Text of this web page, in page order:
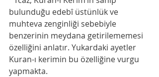
bulunduğu edebî üstünlük ve
muhteva zenginliği sebebiyle
benzerinin meydana getirilememesi
özelliğini anlatır. Yukardaki ayetler
Kuran-ı kerimin bu özelliğine vurgu
yapmakta.